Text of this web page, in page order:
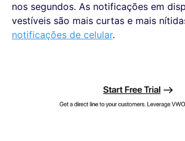
nos segundos. As notificações em
vestíveis são mais curtas e mais
notificações de celular.